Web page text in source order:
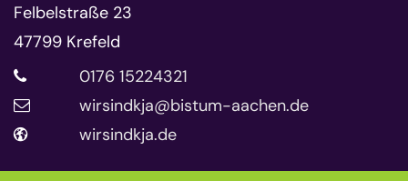
Felbelstraße 23
47799 Krefeld
0176 15224321
wirsindkja@bistum-aachen.de
wirsindkja.de